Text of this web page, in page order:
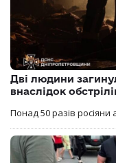
Дві людини
внаслідок
Понад 50 разів росіяни